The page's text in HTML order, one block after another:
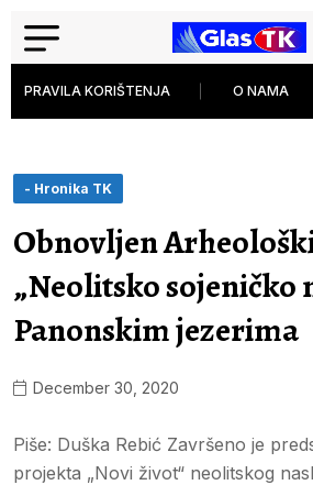
PRAVILA KORIŠTENJA O NAMA
- Hronika TK
Obnovljen
„Neolitsko sojeničko
Panonskim jezerima
December 30, 2020
Piše: Duška Rebić Završeno je
projekta „Novi život“ neolitskog